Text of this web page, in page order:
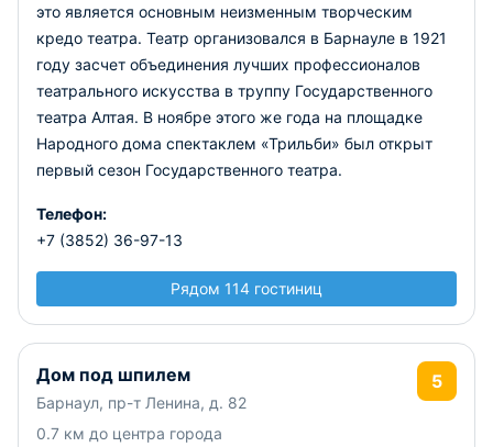
это является основным неизменным творческим
кредо театра. Театр организовался в Барнауле в 1921
году засчет объединения лучших профессионалов
театрального искусства в труппу Государственного
театра Алтая. В ноябре этого же года на площадке
Народного дома спектаклем «Трильби» был открыт
первый сезон Государственного театра.
Телефон:
+7 (3852) 36-97-13
Рядом 114 гостиниц
Дом под шпилем
Барнаул, пр-т Ленина, д. 82
0.7 км до центра города
5